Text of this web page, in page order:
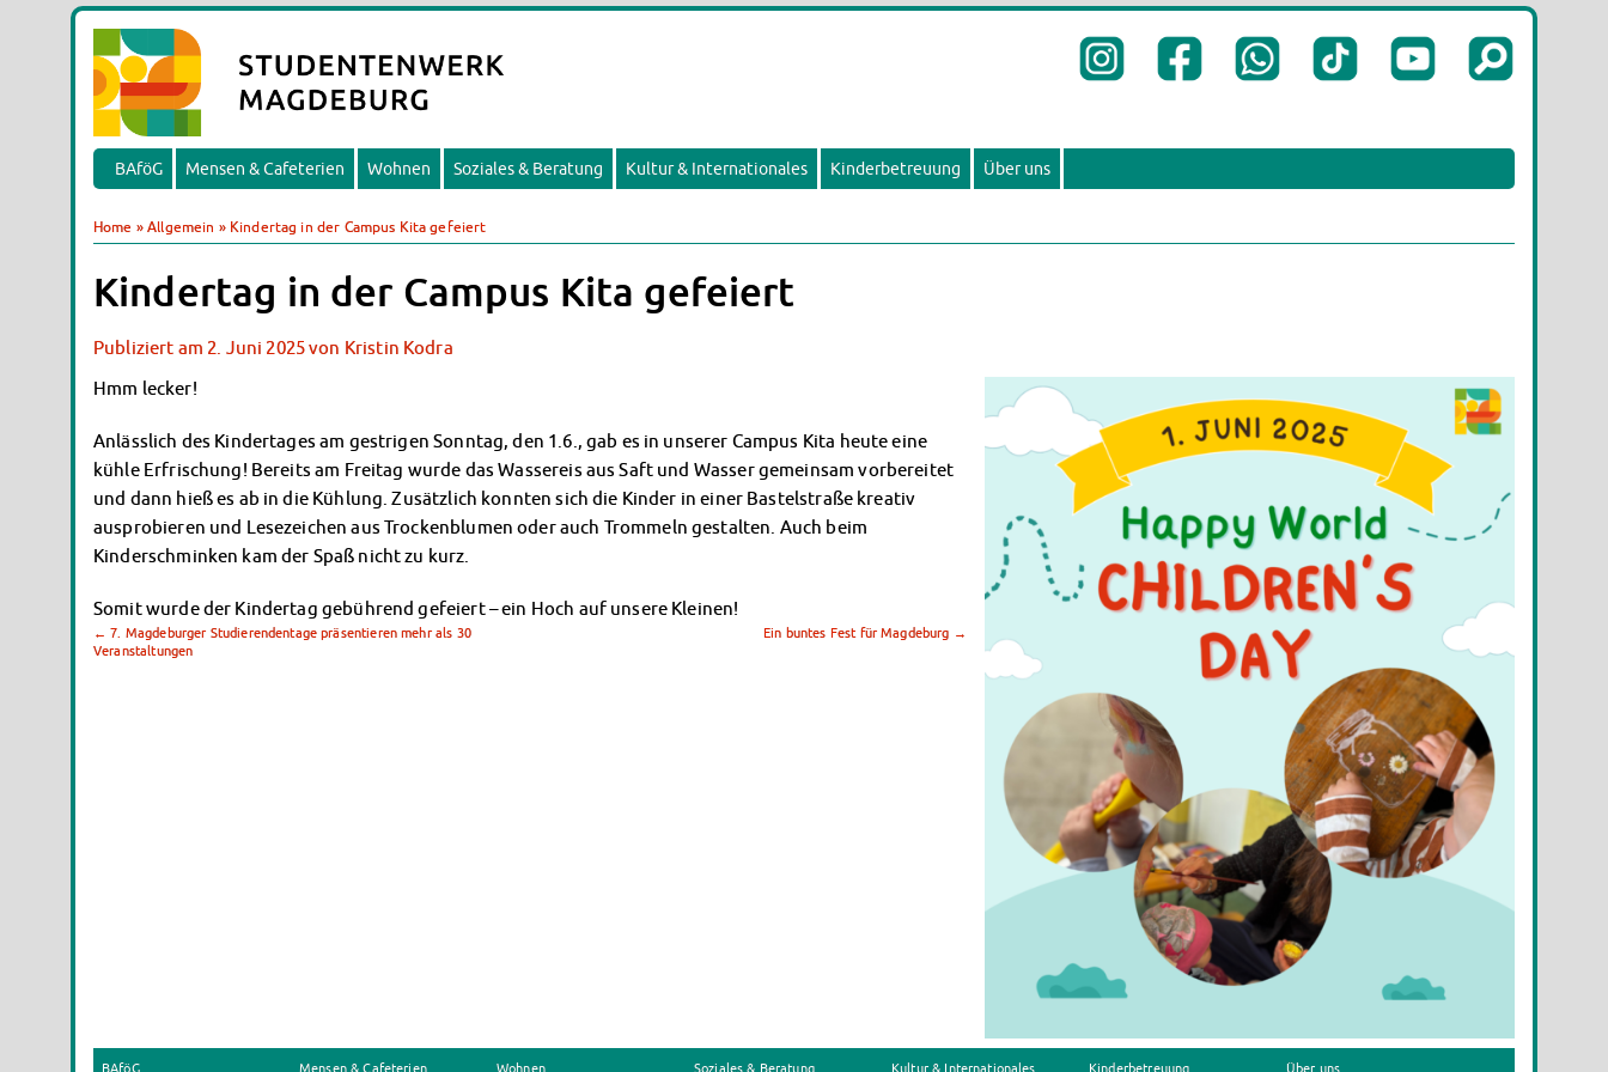
BAföG Mensen & Cafeterien Wohnen Soziales & Beratung Kultur & Internationales Kinderbetreuung Über uns
Home »Allgemein » Kindertag in der Campus Kita gefeiert
Kindertag in der Campus Kita gefeiert
Publiziert am 2. Juni 2025von Kristin Kodra
Hmm lecker!
Anlässlich des Kindertages am gestrigen Sonntag, den 1.6., gab es in unserer Campus Kita heute eine
kühle Erfrischung! Bereits am Freitag wurde das Wassereis aus Saft und Wasser gemeinsam vorbereitet
und dann hieß es ab in die Kühlung. Zusätzlich konnten sich die Kinder in einer Bastelstraße kreativ
ausprobieren und Lesezeichen aus Trockenblumen oder auch Trommeln gestalten. Auch beim
Kinderschminken kam der Spaß nicht zu kurz.
Somit wurde der Kindertag gebührend gefeiert – ein Hoch auf unsere Kleinen!
← 7. Magdeburger Studierendentage präsentieren mehr als 30
Veranstaltungen
Ein buntes Fest für Magdeburg →
BAföG Mensen & Cafeterien Wohnen Soziales & Beratung Kultur & Internationales Kinderbetreuung Über uns